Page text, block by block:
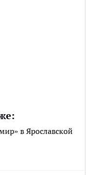
в Ярославской